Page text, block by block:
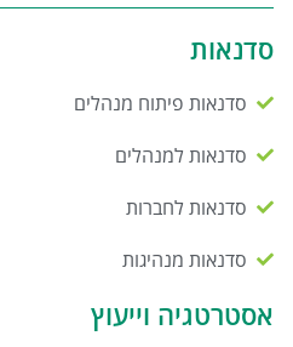
סדנאות
סדנאות פיתוח מנהלים
סדנאות למנהלים
סדנאות לחברות
סדנאות מנהיגות
אסטרטגיה וייעוץ